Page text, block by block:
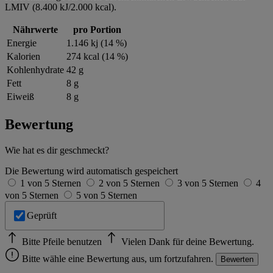
LMIV (8.400 kJ/2.000 kcal).
Nährwerte
pro Portion
Energie
1.146 kj (14 %)
Kalorien
274 kcal (14 %)
Kohlenhydrate 42 g
Fett
8 g
Eiweiß
8 g
Bewertung
Wie hat es dir geschmeckt?
Die Bewertung wird automatisch gespeichert
1 von 5 Sternen
2 von 5 Sternen 3 von 5 Sternen
4
von 5 Sternen
5 von 5 Sternen
Geprüft
Bitte Pfeile benutzen
Vielen Dank für deine Bewertung.
Bitte wähle eine Bewertung aus, um fortzufahren.
Bewerten